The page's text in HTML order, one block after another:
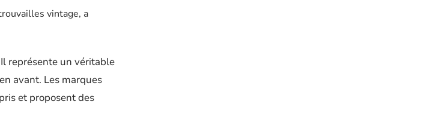
vintage, a
représente un véritable
avant. Les marques
et proposent des